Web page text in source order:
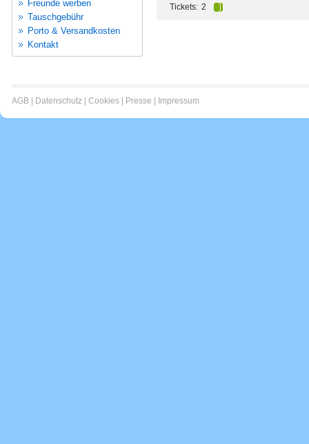
Freunde werben
Tauschgebühr
Porto & Versandkosten
Kontakt
Tickets: 2
AGB Datenschutz Cookies Presse Impressum